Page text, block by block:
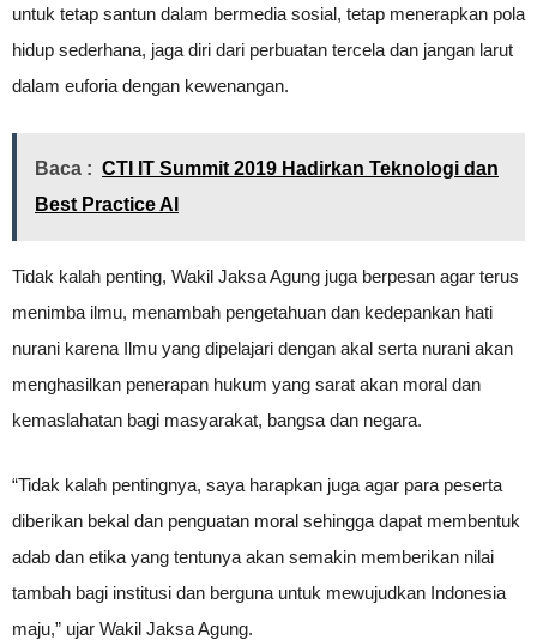
untuk tetap santun dalam bermedia sosial, tetap menerapkan pola
hidup sederhana, jaga diri dari perbuatan tercela dan jangan larut
dalam euforia dengan kewenangan.
Baca : CTI IT Summit 2019 Hadirkan Teknologi dan
Best Practice AI
Tidak kalah penting, Wakil Jaksa Agung juga berpesan agar terus
menimba ilmu, menambah pengetahuan dan kedepankan hati
nurani karena Ilmu yang dipelajari dengan akal serta nurani akan
menghasilkan penerapan hukum yang sarat akan moral dan
kemaslahatan bagi masyarakat, bangsa dan negara.
“Tidak kalah pentingnya, saya harapkan juga agar para peserta
diberikan bekal dan penguatan moral sehingga dapat membentuk
adab dan etika yang tentunya akan semakin memberikan nilai
tambah bagi institusi dan berguna untuk mewujudkan Indonesia
maju,” ujar Wakil Jaksa Agung.